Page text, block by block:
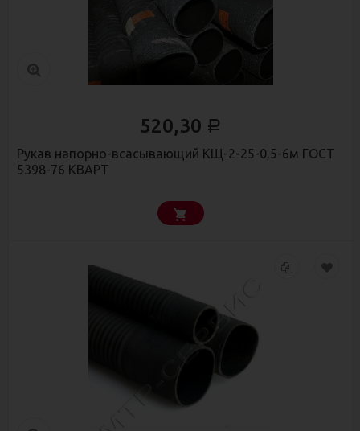
520,30 Р
Рукав напорно-всасывающий КЩ-2-25-0,5-6м ГОСТ
5398-76 КВАРТ